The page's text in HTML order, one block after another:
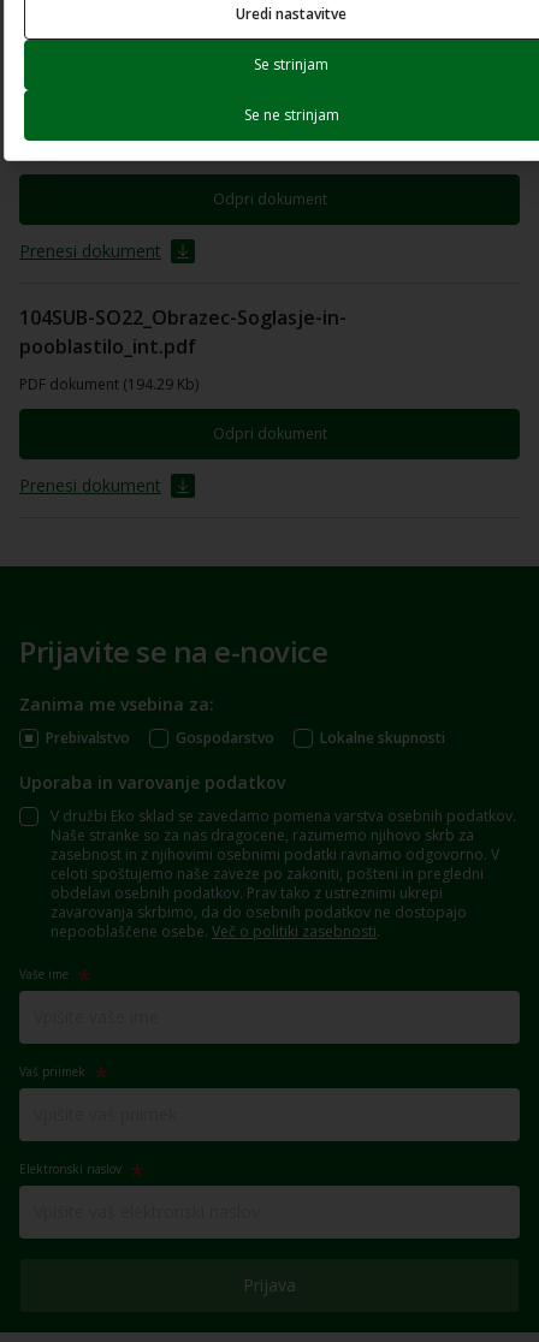
Prenesi dokument
104SUB-SO22_Obrazec-de-minimis_int.pdf
Odpri dokument
Prenesi dokument
104SUB-SO22_Obrazec-Soglasje-in-
pooblastilo_int.pdf
PDF dokument (194.29 Kb)
Odpri dokument
Prenesi dokument
Prijavite se na e-novice
Zanima me vsebina za:
Prebivalstvo Gospodarstvo Lokalne skupnosti
Uporaba in varovanje podatkov
V družbi Eko sklad se zavedamo pomena varstva osebnih podatkov.
Naše stranke so za nas dragocene, razumemo njihovo skrb za
zasebnost in z njihovimi osebnimi podatki ravnamo odgovorno. V
celoti spoštujemo naše zaveze po zakoniti, pošteni in pregledni
obdelavi osebnih podatkov. Prav tako z ustreznimi ukrepi
zavarovanja skrbimo, da do osebnih podatkov ne dostopajo
nepooblaščene osebe. Več o politiki zasebnosti.
Vaše ime
Vaš priimek
Elektronski naslov
Prijava
Uredi nastavitve
Se strinjam
Se ne strinjam